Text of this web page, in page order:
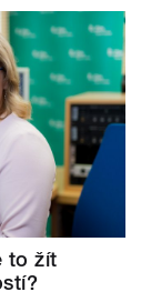
to žít